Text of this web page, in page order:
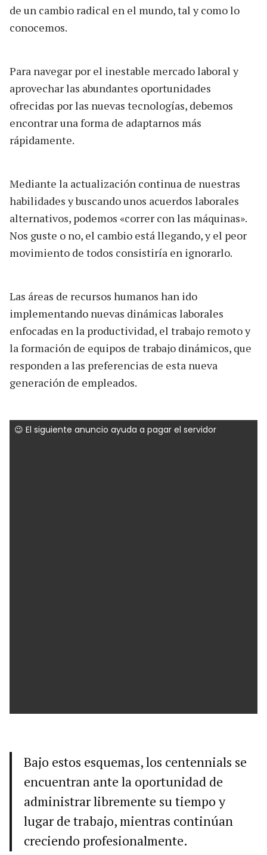
de un cambio radical en el mundo, tal y como lo
conocemos.
Para navegar por el inestable mercado laboral y
aprovechar las abundantes oportunidades
ofrecidas por las nuevas tecnologías, debemos
encontrar una forma de adaptarnos más
rápidamente.
Mediante la actualización continua de nuestras
habilidades y buscando unos acuerdos laborales
alternativos, podemos «correr con las máquinas».
Nos guste o no, el cambio está llegando, y el peor
movimiento de todos consistiría en ignorarlo.
Las áreas de recursos humanos han ido
implementando nuevas dinámicas laborales
enfocadas en la productividad, el trabajo remoto y
la formación de equipos de trabajo dinámicos, que
responden a las preferencias de esta nueva
generación de empleados.
Bajo estos esquemas, los centennials se
encuentran ante la oportunidad de
administrar libremente su tiempo y
lugar de trabajo, mientras continúan
creciendo profesionalmente.